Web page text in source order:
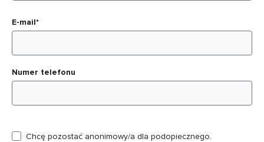
E-mail*
Numer telefonu
Chcę pozostać anonimowy/a dla podopiecznego.